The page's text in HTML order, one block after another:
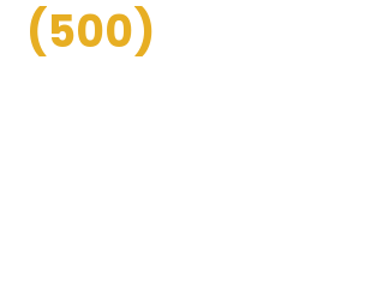
(500)